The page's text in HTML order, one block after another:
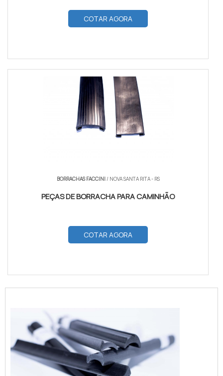
COTAR AGORA
BORRACHAS FACCINI/ NOVA SANTA RITA - RS
PEÇAS DE BORRACHA PARA CAMINHÃO
COTAR AGORA